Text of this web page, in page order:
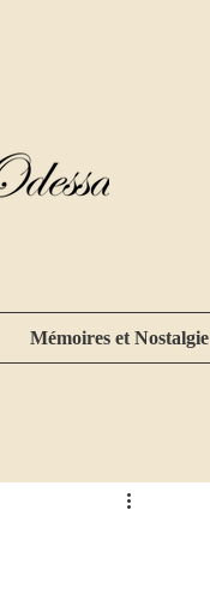
Mémoires et Nostalgie